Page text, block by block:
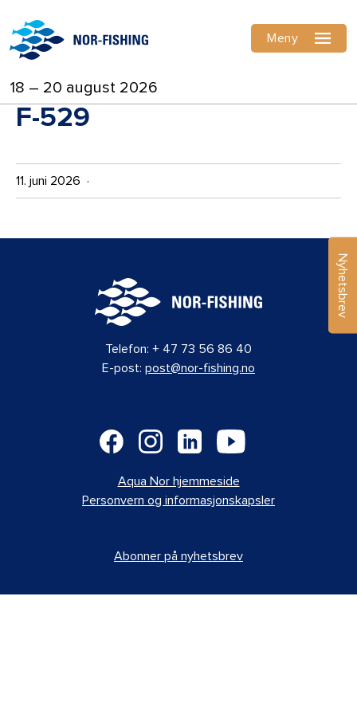
18 – 20 august 2026
Meny
F-529
11. juni 2026 ·
Nyhetsbrev
Telefon: + 47 73 56 86 40
E-post: post@nor-fishing.no
Aqua Nor hjemmeside
Personvern og informasjonskapsler
Abonner på nyhetsbrev